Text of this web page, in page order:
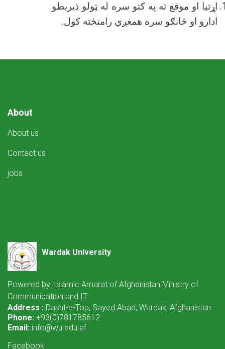
اړتیا او موقع ته په کتو سره له ټولو ذیربطو
ادارو او څانګو سره همغږي رامنځته کول.
About
About us
Contact us
jobs
Wardak University
Powered by: Islamic Amarat of Afghanistan Ministry of
Communication and IT
Address : Dasht-e-Top, Sayed Abad, Wardak, Afghanistan
Phone: +93(0)781785612
Email: info@wu.edu.af
Facebook